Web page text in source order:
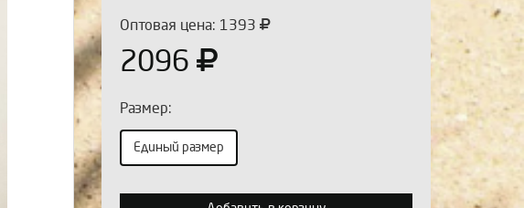
Оптовая цена: 1393
2096
Размер:
Единый размер
Выберите количество: